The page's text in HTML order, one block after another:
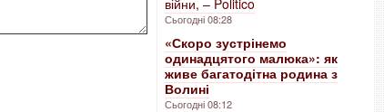
війни, – Politico
Сьогодні 08:28
«Скоро зустрінемо
одинадцятого малюка»: як
живе багатодітна родина з
Волині
Сьогодні 08:12